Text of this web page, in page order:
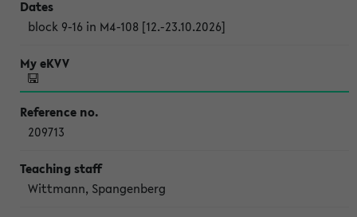
block 9-16 in M4-108 [12.-23.10.2026]
209713
Wittmann, Spangenberg